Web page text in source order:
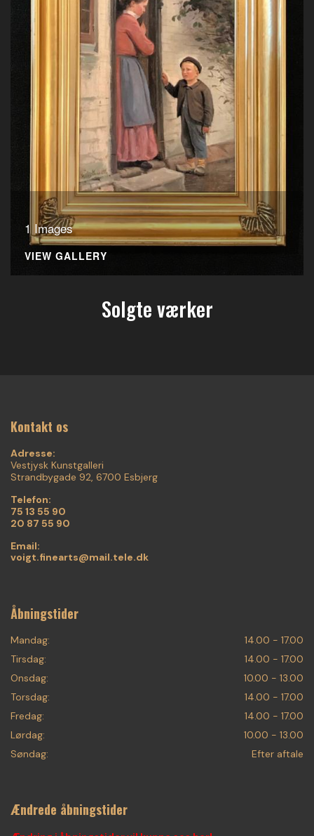
1 Images
VIEW GALLERY
Solgte værker
Kontakt os
Adresse:
Vestjysk Kunstgalleri
Strandbygade 92, 6700 Esbjerg
Telefon:
75 13 55 90
20 87 55 90
Email:
voigt.finearts@mail.tele.dk
Åbningstider
Mandag:
14.00 - 17.00
Tirsdag:
14.00 - 17.00
Onsdag:
10.00 - 13.00
Torsdag:
14.00 - 17.00
Fredag:
14.00 - 17.00
Lørdag:
10.00 - 13.00
Søndag:
Efter aftale
Ændrede åbningstider